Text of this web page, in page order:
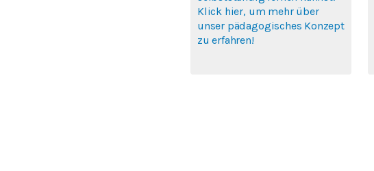
Klick hier, um mehr über
unser pädagogisches Konzept
zu erfahren!